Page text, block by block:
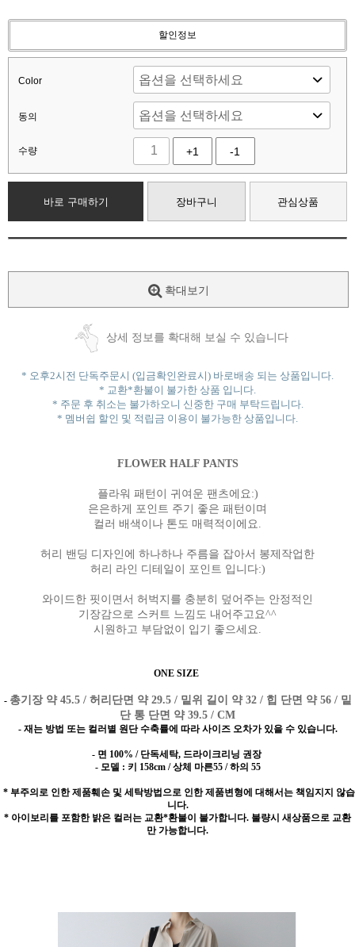
할인정보
Color
동의
수량 +1 -1
바로 구매하기 장바구니 관심상품
확대보기
상세 정보를 확대해 보실 수 있습니다
* 오후2시전 단독주문시 (입금확인완료시) 바로배송 되는 상품입니다.
* 교환*환불이 불가한 상품 입니다.
* 주문 후 취소는 불가하오니 신중한 구매 부탁드립니다.
* 멤버쉽 할인 및 적립금 이용이 불가능한 상품입니다.
FLOWER HALF PANTS
플라워 패턴이 귀여운 팬츠에요:)
은은하게 포인트 주기 좋은 패턴이며
컬러 배색이나 톤도 매력적이에요.
허리 밴딩 디자인에 하나하나 주름을 잡아서 봉제작업한
허리 라인 디테일이 포인트 입니다:)
와이드한 핏이면서 허벅지를 충분히 덮어주는 안정적인
기장감으로 스커트 느낌도 내어주고요^^
시원하고 부담없이 입기 좋으세요.
ONE SIZE
- 총기장 약 45.5 / 허리단면 약 29.5 / 밑위 길이 약 32 / 힙 단면 약 56 / 밑
단 통 단면 약 39.5 / CM
- 재는 방법 또는 컬러별 원단 수축률에 따라 사이즈 오차가 있을 수 있습니다.
- 면 100% / 단독세탁, 드라이크리닝 권장
- 모델 : 키 158cm / 상체 마른55 / 하의 55
* 부주의로 인한 제품훼손 및 세탁방법으로 인한 제품변형에 대해서는 책임지지 않습
니다.
* 아이보리를 포함한 밝은 컬러는 교환*환불이 불가합니다. 불량시 새상품으로 교환
만 가능합니다.